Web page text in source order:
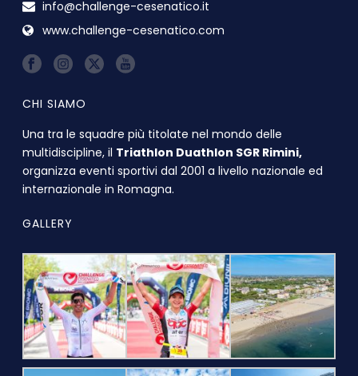
info@challenge-cesenatico.it
www.challenge-cesenatico.com
CHI SIAMO
Una tra le squadre più titolate nel mondo delle
multidiscipline, il Triathlon Duathlon SGR Rimini,
organizza eventi sportivi dal 2001 a livello nazionale ed
internazionale in Romagna.
GALLERY